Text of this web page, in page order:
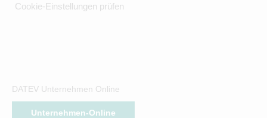
Cookie-Einstellungen prüfen
DATEV Unternehmen Online
Unternehmen-Online